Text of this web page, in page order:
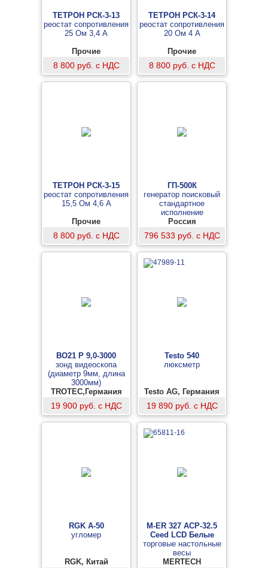
ТЕТРОН РСК-3-13
реостат сопротивления
25 Ом 3,4 А
Прочие
8 800 руб. с НДС
ТЕТРОН РСК-3-14
реостат сопротивления
20 Ом 4 А
Прочие
8 800 руб. с НДС
ТЕТРОН РСК-3-15
реостат сопротивления
15,5 Ом 4,6 А
Прочие
8 800 руб. с НДС
ГП-500К
генератор поисковый
стандартное
исполнение
Россия
796 533 руб. с НДС
BO21 P 9,0-3000
зонд видеоскопа
(диаметр 9мм, длина
3000мм)
TROTEC,Германия
19 900 руб. с НДС
Testo 540
люксметр
Testo AG, Германия
19 890 руб. с НДС
RGK A-50
угломер
RGK, Китай
M-ER 327 ACP-32.5
Ceed LCD Белые
торговые настольные
весы
MERTECH